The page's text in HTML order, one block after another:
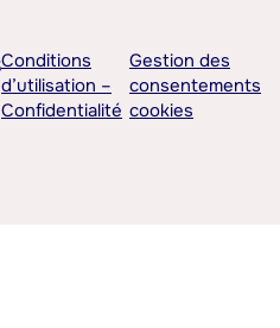
Conditions
d’utilisation –
Confidentialité
Gestion des
consentements
cookies